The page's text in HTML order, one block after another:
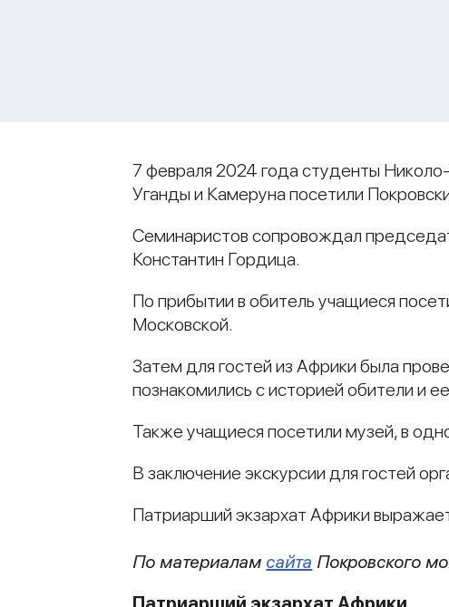
7 февраля 2024 года студенты
Уганды и Камеруна посетили
Семинаристов сопровождал
Константин Гордица.
По прибытии в обитель учащиеся
Московской.
Затем для гостей из Африки была
познакомились с историей обители и
Также учащиеся посетили музей, в
В заключение экскурсии для гостей
Патриарший экзархат Африки
По материалам сайта Покровского